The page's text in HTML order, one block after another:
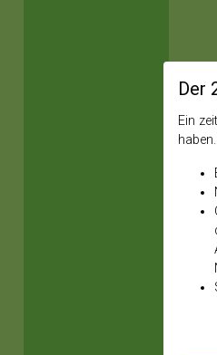
Der
Ein
haben.